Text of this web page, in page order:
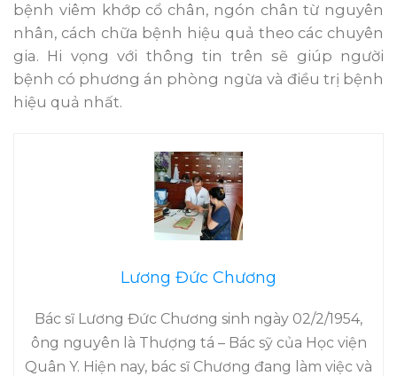
bệnh viêm khớp cổ chân, ngón chân từ nguyên
nhân, cách chữa bệnh hiệu quả theo các chuyên
gia. Hi vọng với thông tin trên sẽ giúp người
bệnh có phương án phòng ngừa và điều trị bệnh
hiệu quả nhất.
Lương Đức Chương
Bác sĩ Lương Đức Chương sinh ngày 02/2/1954,
ông nguyên là Thượng tá – Bác sỹ của Học viện
Quân Y. Hiện nay, bác sĩ Chương đang làm việc và